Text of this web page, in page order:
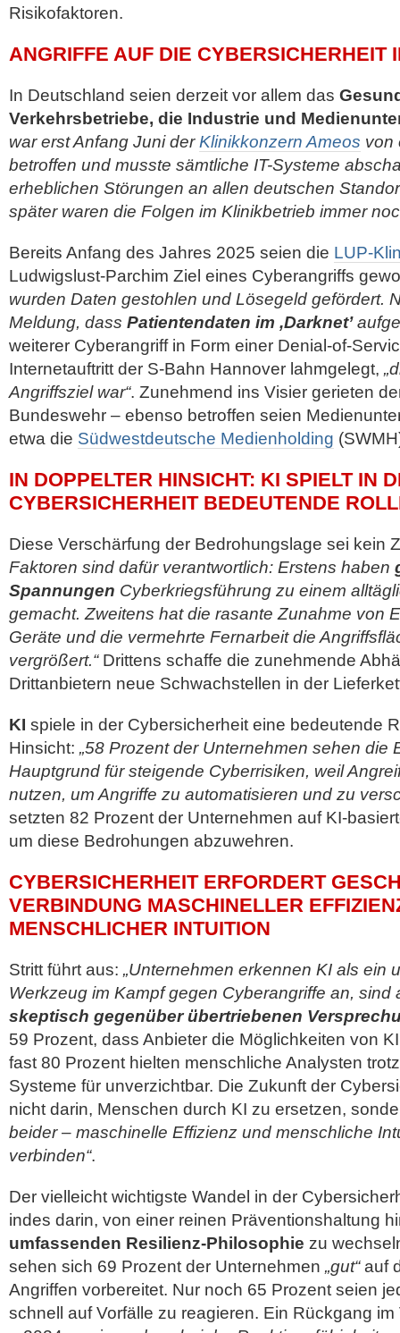
Risikofaktoren.
ANGRIFFE AUF DIE CYBERSICHERHEIT
In Deutschland seien derzeit vor allem das
Verkehrsbetriebe, die Industrie und
war erst Anfang Juni derKlinikkonzern Ameos von
betroffen und musste sämtliche IT-Systeme
erheblichen Störungen an allen deutschen
später waren die Folgen im Klinikbetrieb immer
Bereits Anfang des Jahres 2025 seien die LUP-
Ludwigslust-Parchim Ziel eines Cyberangriffs
wurden Daten gestohlen und Lösegeld gefördert.
Meldung, dass Patientendaten im ,Darknet’
weiterer Cyberangriff in Form einer Denial-of-
Internetauftritt der S-Bahn Hannover lahmgelegt,
Angriffsziel war“. Zunehmend ins Visier gerieten
Bundeswehr – ebenso betroffen seien
etwa die Südwestdeutsche Medienholding
IN DOPPELTER HINSICHT: KI SPIELT IN
CYBERSICHERHEIT BEDEUTENDE
Diese Verschärfung der Bedrohungslage sei kein
Faktoren sind dafür verantwortlich: Erstens haben
Spannungen Cyberkriegsführung zu einem
gemacht. Zweitens hat die rasante Zunahme von
Geräte und die vermehrte Fernarbeit die
vergrößert.“Drittens schaffe die zunehmende
Drittanbietern neue Schwachstellen in der
KI spiele in der Cybersicherheit eine bedeutende
Hinsicht: „58 Prozent der Unternehmen sehen die
Hauptgrund für steigende Cyberrisiken, weil
nutzen, um Angriffe zu automatisieren und zu
setzten 82 Prozent der Unternehmen auf KI-
um diese Bedrohungen abzuwehren.
CYBERSICHERHEIT ERFORDERT
VERBINDUNG MASCHINELLER
MENSCHLICHER INTUITION
Stritt führt aus: „Unternehmen erkennen KI als ein
Werkzeug im Kampf gegen Cyberangriffe an, sind
skeptisch gegenüber übertriebenen
59 Prozent, dass Anbieter die Möglichkeiten von
fast 80 Prozent hielten menschliche Analysten
Systeme für unverzichtbar. Die Zukunft der
nicht darin, Menschen durch KI zu ersetzen,
beider – maschinelle Effizienz und menschliche
verbinden“.
Der vielleicht wichtigste Wandel in der
indes darin, von einer reinen Präventionshaltung
umfassenden Resilienz-Philosophie zu
sehen sich 69 Prozent der Unternehmen „gut“auf
Angriffen vorbereitet. Nur noch 65 Prozent seien
schnell auf Vorfälle zu reagieren. Ein Rückgang